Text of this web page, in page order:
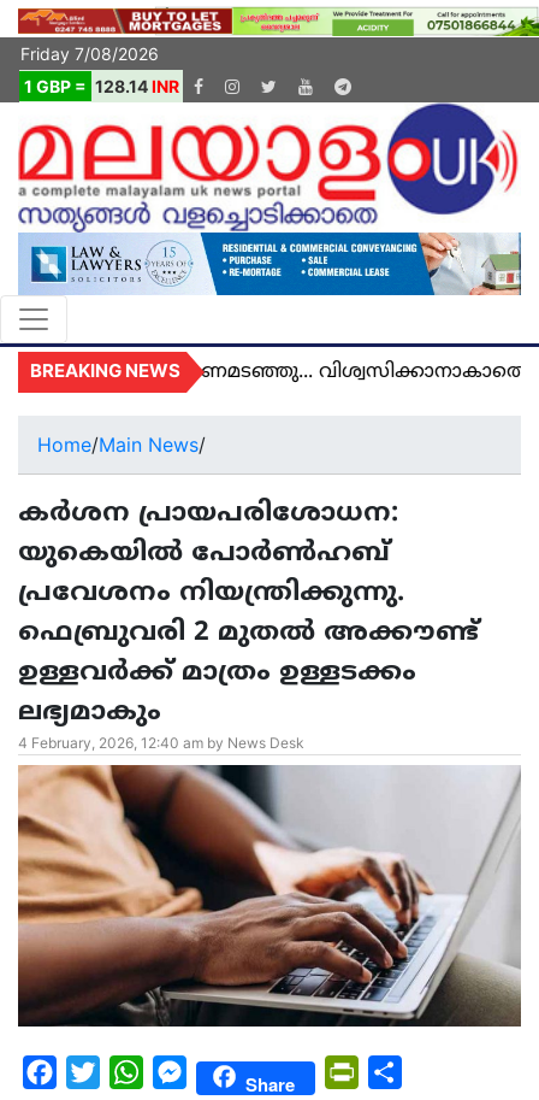
Friday 7/08/2026
1 GBP = 128.14INR
BREAKING NEWS
മരണമടഞ്ഞു... വിശ്വസിക്കാനാകാതെ യുകെ
Home/Main News/
കർശന പ്രായപരിശോധന:
യുകെയിൽ പോർൺഹബ്
പ്രവേശനം നിയന്ത്രിക്കുന്നു.
ഫെബ്രുവരി 2 മുതൽ അക്കൗണ്ട്
ഉള്ളവർക്ക് മാത്രം ഉള്ളടക്കം
ലഭ്യമാകും
4 February, 2026, 12:40 am by News Desk
Facebook
Twitter WhatsAppMessengerShare PrintFriendly